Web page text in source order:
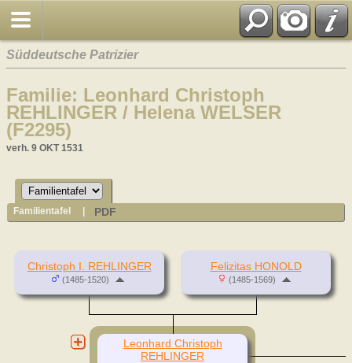
Süddeutsche Patrizier
Familie: Leonhard Christoph
REHLINGER / Helena WELSER
(F2295)
verh. 9 OKT 1531
Familientafel PDF
Christoph I. REHLINGER
(1485-1520)
Felizitas HONOLD
(1485-1569)
Leonhard Christoph
REHLINGER